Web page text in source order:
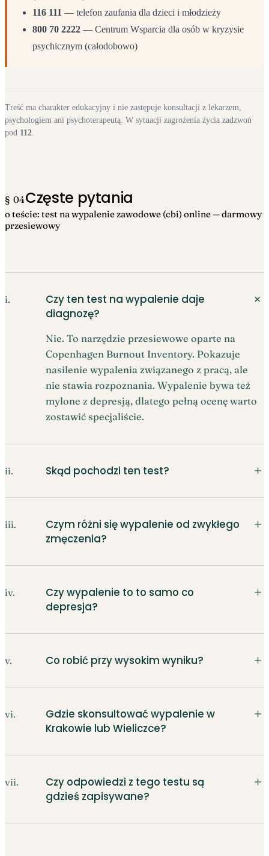
116 111 — telefon zaufania dla dzieci i młodzieży
800 70 2222 — Centrum Wsparcia dla osób w kryzysie
psychicznym (całodobowo)
Treść ma charakter edukacyjny i nie zastępuje konsultacji z lekarzem,
psychologiem ani psychoterapeutą. W sytuacji zagrożenia życia zadzwoń
pod 112.
§ 04Częste pytania
o teście: test na wypalenie zawodowe (cbi) online — darmowy
przesiewowy
i.
Czy ten test na wypalenie daje
diagnozę?
＋
Nie. To narzędzie przesiewowe oparte na
Copenhagen Burnout Inventory. Pokazuje
nasilenie wypalenia związanego z pracą, ale
nie stawia rozpoznania. Wypalenie bywa też
mylone z depresją, dlatego pełną ocenę warto
zostawić specjaliście.
ii. Skąd pochodzi ten test? ＋
iii.
Czym różni się wypalenie od zwykłego
zmęczenia?
＋
iv.
Czy wypalenie to to samo co
depresja?
＋
v. Co robić przy wysokim wyniku? ＋
vi.
Gdzie skonsultować wypalenie w
Krakowie lub Wieliczce?
＋
vii.
Czy odpowiedzi z tego testu są
gdzieś zapisywane?
＋